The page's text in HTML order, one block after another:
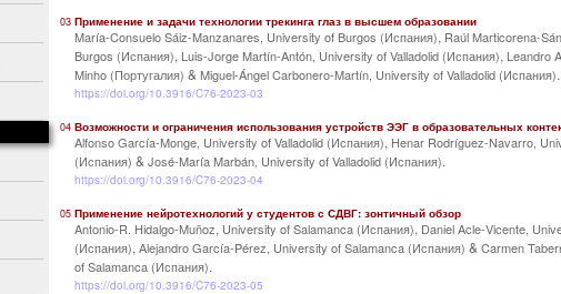
03 Применение и задачи технологии трекинга глаз в высшем образовании
María-Consuelo Sáiz-Manzanares, University of Burgos (Испания), Raúl Marticorena-
Burgos (Испания), Luis-Jorge Martín-Antón, University of Valladolid (Испания), Leandro
Minho (Португалия) & Miguel-Ángel Carbonero-Martín, University of Valladolid (Испания).
https://doi.org/10.3916/C76-2023-03
04 Возможности и ограничения использования устройств ЭЭГ в образовательных
Alfonso García-Monge, University of Valladolid (Испания), Henar Rodríguez-Navarro,
(Испания) & José-María Marbán, University of Valladolid (Испания).
https://doi.org/10.3916/C76-2023-04
05 Применение нейротехнологий у студентов с СДВГ: зонтичный обзор
Antonio-R. Hidalgo-Muñoz, University of Salamanca (Испания), Daniel Acle-Vicente,
(Испания), Alejandro García-Pérez, University of Salamanca (Испания) & Carmen
of Salamanca (Испания).
https://doi.org/10.3916/C76-2023-05